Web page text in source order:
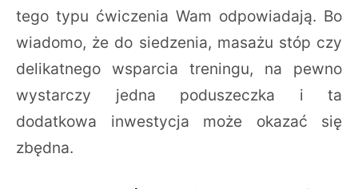
tego typu ćwiczenia Wam odpowiadają. Bo
wiadomo, że do siedzenia, masażu stóp czy
delikatnego wsparcia treningu, na pewno
wystarczy jedna poduszeczka i ta
dodatkowa inwestycja może okazać się
zbędna.